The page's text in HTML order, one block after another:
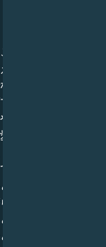
と。安心するに
る目標や使命が
ければならず、
へと導くという
スポーツなど、
情も重要だ。あ
ラブルに巻き込
いる。ギャンブ
きにはリスクを
に持っている自
ても新鮮なもの
りになると虚し